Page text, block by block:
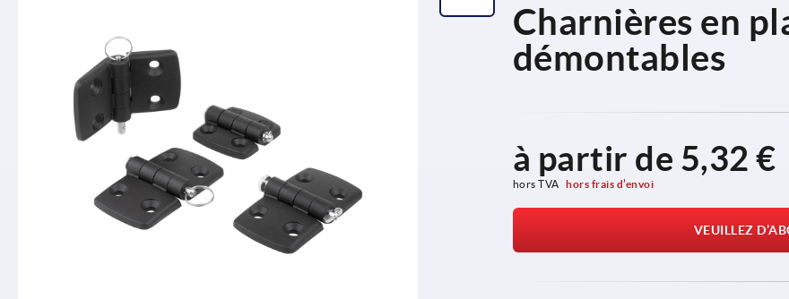
Charnières en
démontables
à partir de 5,32 €
hors TVA hors frais d’envoi
VEUILLEZ